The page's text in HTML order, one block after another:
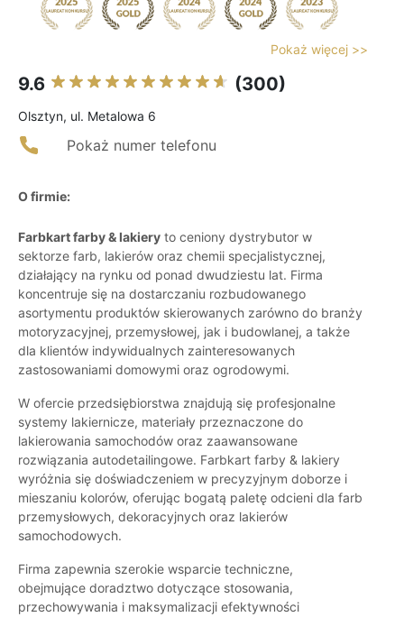
Pokaż więcej >>
9.6 (300)
Olsztyn, ul. Metalowa 6
Pokaż numer telefonu
O firmie:
Farbkart farby & lakiery to ceniony dystrybutor w
sektorze farb, lakierów oraz chemii specjalistycznej,
działający na rynku od ponad dwudziestu lat. Firma
koncentruje się na dostarczaniu rozbudowanego
asortymentu produktów skierowanych zarówno do branży
motoryzacyjnej, przemysłowej, jak i budowlanej, a także
dla klientów indywidualnych zainteresowanych
zastosowaniami domowymi oraz ogrodowymi.
W ofercie przedsiębiorstwa znajdują się profesjonalne
systemy lakiernicze, materiały przeznaczone do
lakierowania samochodów oraz zaawansowane
rozwiązania autodetailingowe. Farbkart farby & lakiery
wyróżnia się doświadczeniem w precyzyjnym doborze i
mieszaniu kolorów, oferując bogatą paletę odcieni dla farb
przemysłowych, dekoracyjnych oraz lakierów
samochodowych.
Firma zapewnia szerokie wsparcie techniczne,
obejmujące doradztwo dotyczące stosowania,
przechowywania i maksymalizacji efektywności